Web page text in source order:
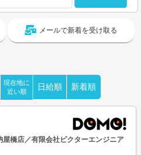
メールで新着を受け取る
現在地に
近い順
日給順 新着順
橋店／有限会社ビクターエンジニア